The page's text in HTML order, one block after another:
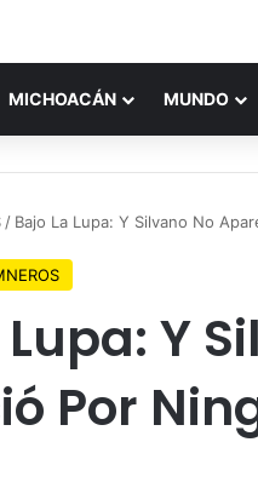
MICHOACÁN MUNDO
/ Bajo La Lupa: Y Silvano No
Y
Por